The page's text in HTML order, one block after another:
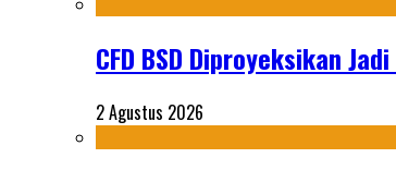
CFD BSD Diproyeksikan
2 Agustus 2026